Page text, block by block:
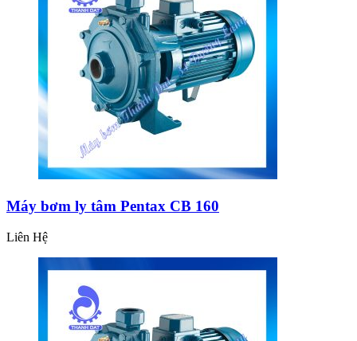
Máy bơm ly tâm Pentax CB 160
Liên Hệ